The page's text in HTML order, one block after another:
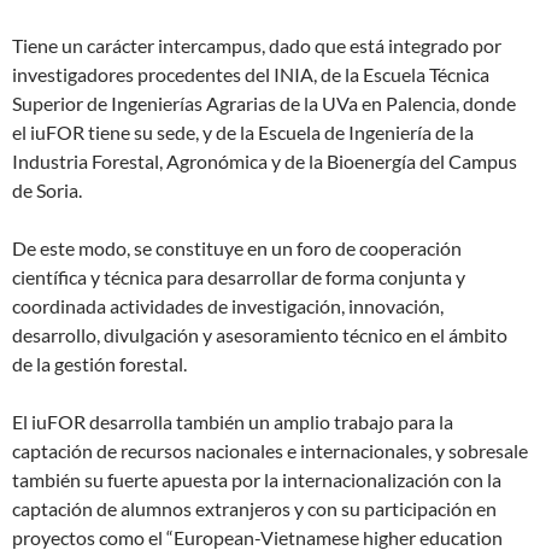
Tiene un carácter intercampus, dado que está integrado por
investigadores procedentes del INIA, de la Escuela Técnica
Superior de Ingenierías Agrarias de la UVa en Palencia, donde
el iuFOR tiene su sede, y de la Escuela de Ingeniería de la
Industria Forestal, Agronómica y de la Bioenergía del Campus
de Soria.
De este modo, se constituye en un foro de cooperación
científica y técnica para desarrollar de forma conjunta y
coordinada actividades de investigación, innovación,
desarrollo, divulgación y asesoramiento técnico en el ámbito
de la gestión forestal.
El iuFOR desarrolla también un amplio trabajo para la
captación de recursos nacionales e internacionales, y sobresale
también su fuerte apuesta por la internacionalización con la
captación de alumnos extranjeros y con su participación en
proyectos como el “European-Vietnamese higher education